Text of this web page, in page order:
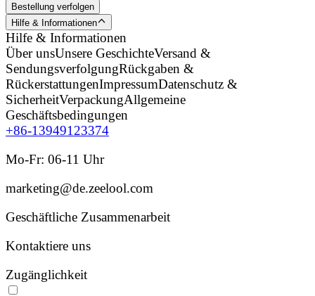
Bestellung verfolgen
Hilfe & Informationen
Hilfe & Informationen
Über unsUnsere GeschichteVersand &
SendungsverfolgungRückgaben &
RückerstattungenImpressumDatenschutz &
SicherheitVerpackungAllgemeine
Geschäftsbedingungen
+86-13949123374
Mo-Fr: 06-11 Uhr
marketing@de.zeelool.com
Geschäftliche Zusammenarbeit
Kontaktiere uns
Zugänglichkeit